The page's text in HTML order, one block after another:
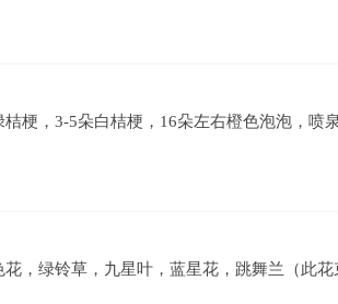
梗，3-5朵白桔梗，16朵左右橙色泡泡，喷
，绿铃草，九星叶，蓝星花，跳舞兰（此